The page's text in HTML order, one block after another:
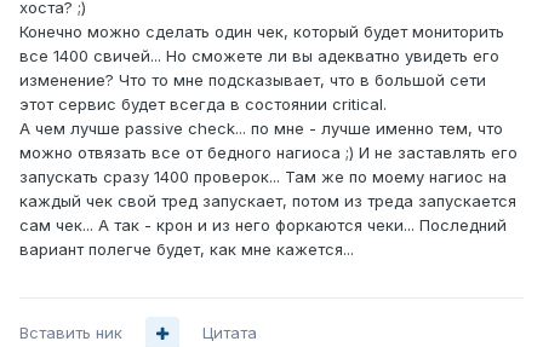
хоста? ;)
Конечно можно сделать один чек, который будет мониторить
все 1400 свичей... Но сможете ли вы адекватно увидеть его
изменение? Что то мне подсказывает, что в большой сети
этот сервис будет всегда в состоянии critical.
А чем лучше passive check... по мне - лучше именно тем, что
можно отвязать все от бедного нагиоса ;) И не заставлять его
запускать сразу 1400 проверок... Там же по моему нагиос на
каждый чек свой тред запускает, потом из треда запускается
сам чек... А так - крон и из него форкаются чеки... Последний
вариант полегче будет, как мне кажется...
Вставить ник Цитата